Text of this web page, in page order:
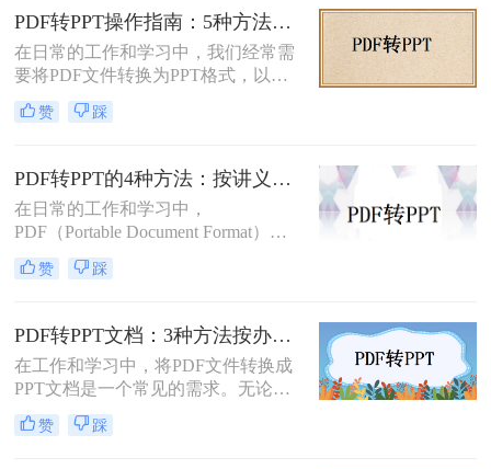
辑功能和动态展示效果。那么PDF如
何转PPT呢？本文将介绍三种将PDF
转换为PPT的方法，帮助您轻松完成
这一任务。
PDF转PPT操作指南：5种方法的具体操作流程和参数设置！
在日常的工作和学习中，我们经常需
要将PDF文件转换为PPT格式，以便
进行演示或编辑。PDF文件以其固定
格式和跨平台的优势而广受欢迎，但
和动态展示效果。那么pdf转ppt怎么
操作呢？本文将介绍五种将PDF转换
为PPT的方法，帮助您轻松完成这一
任务。
赞 踩
PDF转PPT的4种方法：按讲义、合同、报告3种文件类型选！
在日常的工作和学习中，
PDF（Portable Document Format）因
其格式稳定、跨平台兼容等优点而广
泛应用。然而，在某些场合下，我们
PPT（PowerPoint）格式，以便进行演
示或编辑。虽然PDF到PPT的转换可
能不如其他格式转换那样直接，但通
过一些方法和工具，我们仍然可以实
现这一目的。本文将详细介绍怎么把
pdf转换成ppt的几种方法，以及相关
赞 踩
PDF转PPT文档：3种方法按办公场景（汇报/教学/合同）选择！
在工作和学习中，将PDF文件转换成
PPT文档是一个常见的需求。无论是
为了制作演示文稿、提取内容还是重
新排版，掌握几种有效的转换方法都
赞 踩